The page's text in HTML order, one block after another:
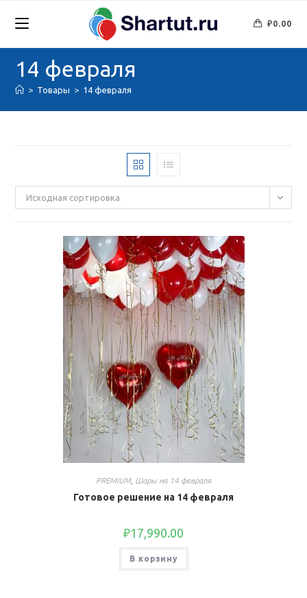
₽0.00
14 февраля
> Товары > 14 февраля
Исходная сортировка
PREMIUM, Шары на 14 февраля
Готовое решение на 14 февраля
₽17,990.00
В корзину